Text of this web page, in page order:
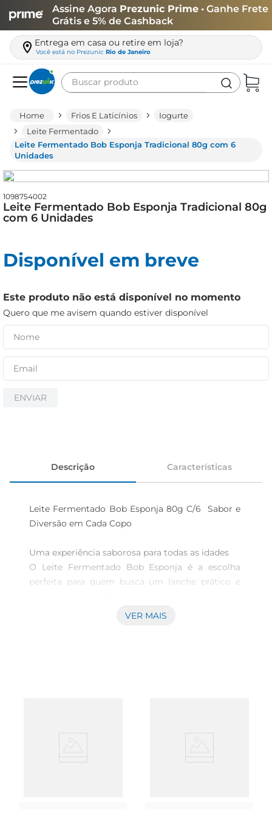
Assine Agora Prezunic Prime • Ganhe Frete
Grátis e 5% de Cashback
Entrega em casa ou retire em loja?
Você está no Prezunic Rio de Janeiro
Buscar produto
Frios E Laticínios
Iogurte
Leite Fermentado
Leite Fermentado Bob Esponja Tradicional 80g com 6
Unidades
1098754002
Leite Fermentado Bob Esponja Tradicional 80g
com 6 Unidades
Disponível em breve
Este produto não está disponível no momento
Quero que me avisem quando estiver disponível
ENVIAR
Descrição Características
Leite Fermentado Bob Esponja 80g C/6  Sabor e
Diversão em Cada Copo
Uma experiência saborosa para todas as idades
O Leite Fermentado Bob Esponja é a escolha
perfeita para quem busca um lanche prático e
com 6 copos,este produto traz a alegria do
Produzido com ingredientes selecionados, o Leite
VER MAIS
leite
arroz
iogurte
papel higiênico
cerveja